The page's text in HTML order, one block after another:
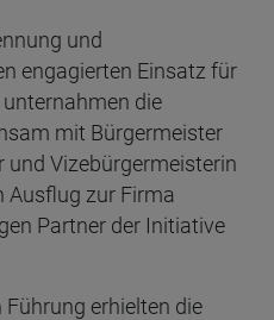
und
engagierten Einsatz für
die
mit Bürgermeister
und Vizebürgermeisterin
Ausflug zur Firma
Partner der Initiative
Führung erhielten die